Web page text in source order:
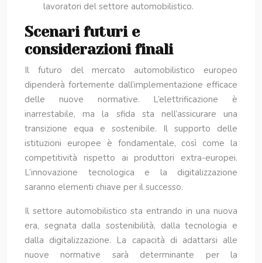
lavoratori del settore automobilistico.
Scenari futuri e
considerazioni finali
Il futuro del mercato automobilistico europeo
dipenderà fortemente dall’implementazione efficace
delle nuove normative. L’elettrificazione è
inarrestabile, ma la sfida sta nell’assicurare una
transizione equa e sostenibile. Il supporto delle
istituzioni europee è fondamentale, così come la
competitività rispetto ai produttori extra-europei.
L’innovazione tecnologica e la digitalizzazione
saranno elementi chiave per il successo.
Il settore automobilistico sta entrando in una nuova
era, segnata dalla sostenibilità, dalla tecnologia e
dalla digitalizzazione. La capacità di adattarsi alle
nuove normative sarà determinante per la